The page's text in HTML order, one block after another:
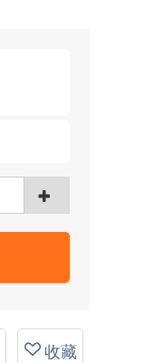
收藏